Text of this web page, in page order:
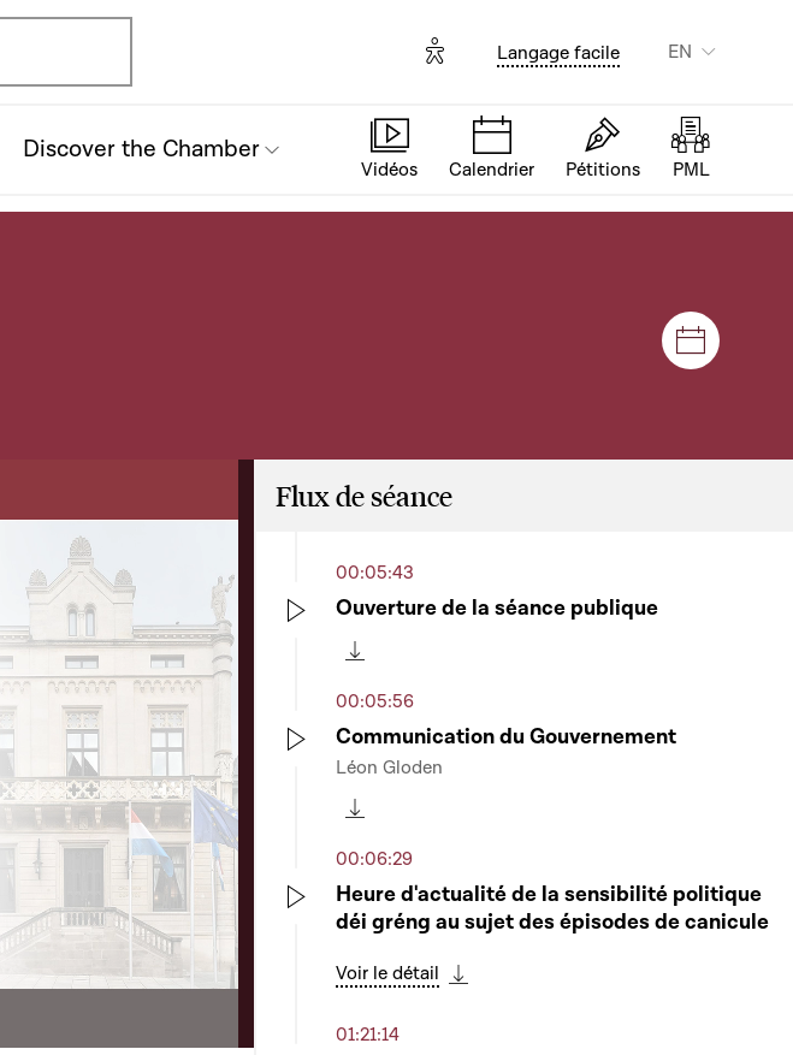
Options d'accessibilité
Langage facile EN
Discover the Chamber
Vidéos Calendrier Pétitions PML
Sessions
Flux de séance
00:05:43
Ouverture de la séance publique
00:05:56
Communication du Gouvernement
Léon Gloden
Play
00:06:29
Heure d'actualité de la sensibilité politique
déi gréng au sujet des épisodes de canicule
Voir le détail
01:21:14